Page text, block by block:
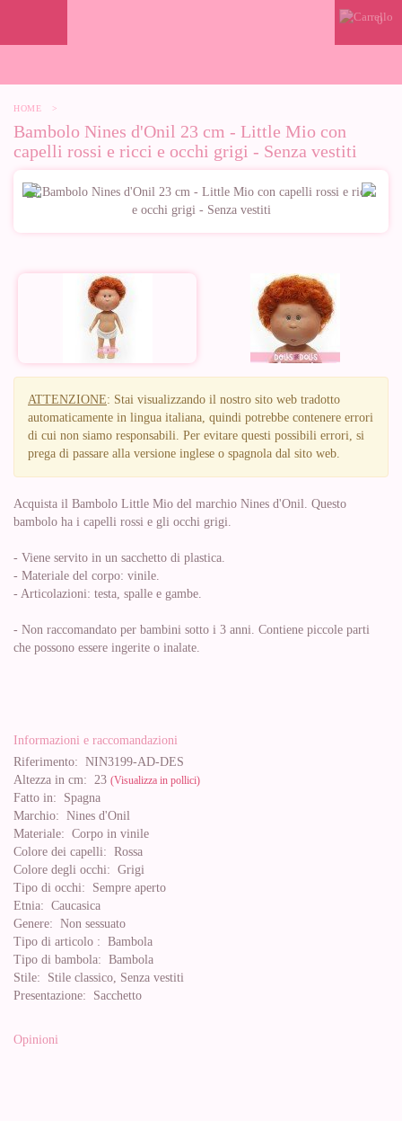
0
HOME >
Bambolo Nines d'Onil 23 cm - Little Mio con
capelli rossi e ricci e occhi grigi - Senza vestiti
ATTENZIONE: Stai visualizzando il nostro sito web tradotto
automaticamente in lingua italiana, quindi potrebbe contenere errori
di cui non siamo responsabili. Per evitare questi possibili errori, si
prega di passare alla versione inglese o spagnola dal sito web.
Acquista il Bambolo Little Mio del marchio Nines d'Onil. Questo
bambolo ha i capelli rossi e gli occhi grigi.
- Viene servito in un sacchetto di plastica.
- Materiale del corpo: vinile.
- Articolazioni: testa, spalle e gambe.
- Non raccomandato per bambini sotto i 3 anni. Contiene piccole parti
che possono essere ingerite o inalate.
Informazioni e raccomandazioni
Riferimento: NIN3199-AD-DES
Altezza in cm: 23 (Visualizza in pollici)
Fatto in: Spagna
Marchio: Nines d'Onil
Materiale: Corpo in vinile
Colore dei capelli: Rossa
Colore degli occhi: Grigi
Tipo di occhi: Sempre aperto
Etnia: Caucasica
Genere: Non sessuato
Tipo di articolo : Bambola
Tipo di bambola: Bambola
Stile: Stile classico, Senza vestiti
Presentazione: Sacchetto
Opinioni